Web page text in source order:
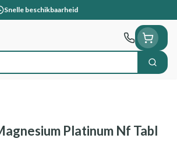
Snelle beschikbaarheid
Zoek
Platinum Nf Tabl